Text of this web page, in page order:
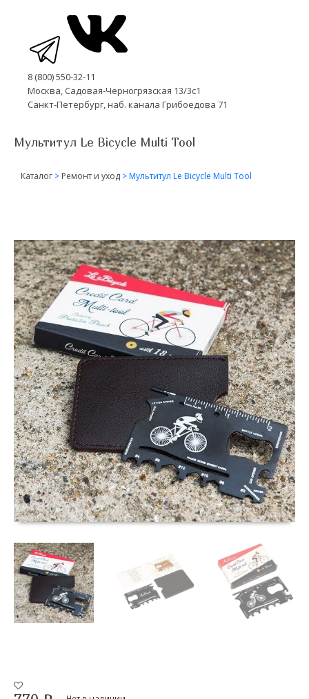
8 (800) 550-32-11
Москва, Садовая-Черногрязская 13/3с1
Санкт-Петербург, наб. канала Грибоедова 71
Мультитул Le Bicycle Multi Tool
Каталог > Ремонт и уход >Мультитул Le Bicycle Multi Tool